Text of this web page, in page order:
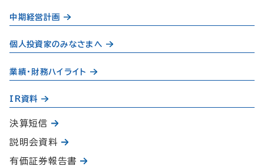
中期経営計画
個人投資家のみなさまへ
業績・財務ハイライト
IR資料
決算短信
説明会資料
有価証券報告書